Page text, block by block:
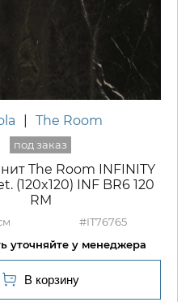
The Room
The Room INFINITY
(120x120) INF BR6 120
RM
#IT76765